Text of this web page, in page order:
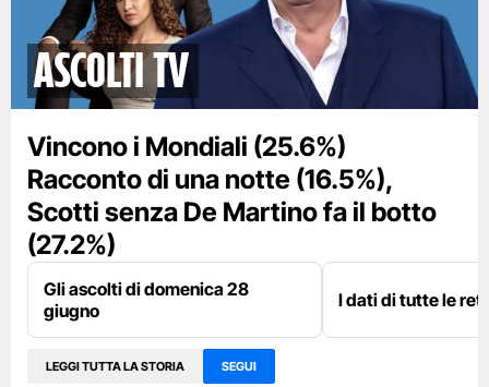
Ascolti TV
Vincono i Mondiali (25.6%)
Racconto di una notte (16.5%),
Scotti senza De Martino fa il botto
(27.2%)
Gli ascolti di domenica 28
giugno
I dati di tutte le
LEGGI TUTTA LA STORIA SEGUI